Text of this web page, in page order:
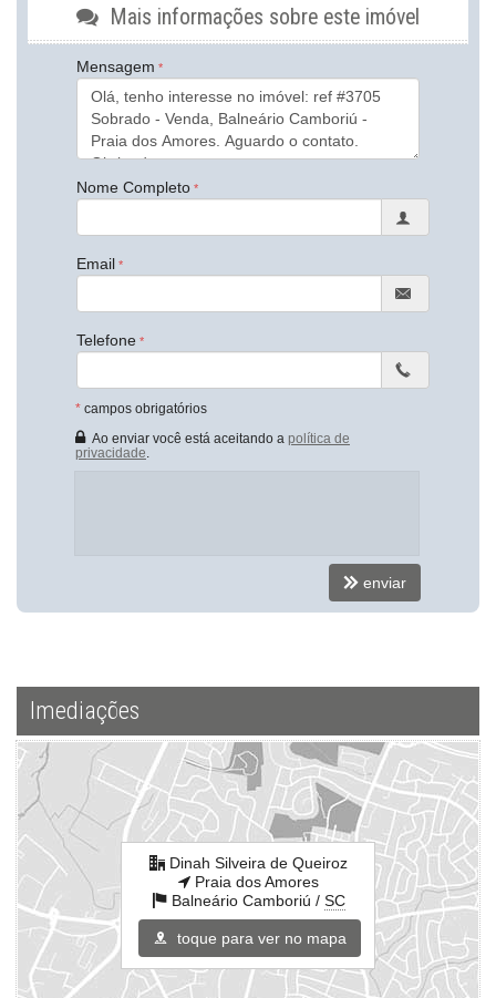
Churrasqueira
Despensa
Sistema de Alarme
Piso de Madeira
Piso Porcelanato
Infra para Ar Split
Vista Livre
Móveis Planejados
Sala de Jantar
Cozinha
Espaço Gourmet
Hidromassagem
Lavabo
Mais informações sobre este imóvel
Mensagem
Nome Completo
Email
Telefone
* campos obrigatórios
Ao enviar você está aceitando a política de
privacidade
enviar
Imediações
Dinah Silveira de Queiroz
Praia dos Amores
Balneário Camboriú / SC
toque para ver no mapa